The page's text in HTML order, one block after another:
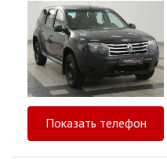
Показать телефон